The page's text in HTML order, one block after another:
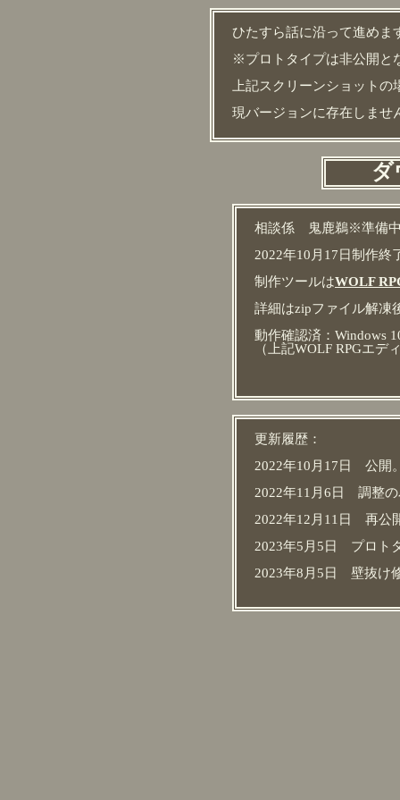
ひたすら話に沿って進めま
※プロトタイプは非公開と
上記スクリーンショットの
現バージョンに存在しませ
ダ
相談係 鬼鹿鵜※準備
2022年10月17日制作終
制作ツールはWOLF
詳細はzipファイル解凍
動作確認済：Windows
（上記WOLF RPGエ
更新履歴：
2022年10月17日 公開
2022年11月6日 調整
2022年12月11日 再公
2023年5月5日 プロト
2023年8月5日 壁抜け